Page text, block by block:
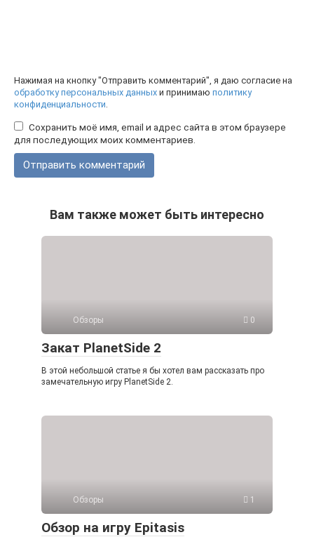
Нажимая на кнопку "Отправить комментарий", я даю согласие на
обработку персональных данных и принимаю политику
конфиденциальности.
Сохранить моё имя, email и адрес сайта в этом браузере
для последующих моих комментариев.
Вам также может быть интересно
Обзоры 0
Закат PlanetSide 2
В этой небольшой статье я бы хотел вам рассказать про
замечательную игру PlanetSide 2.
Обзоры 1
Обзор на игру Epitasis